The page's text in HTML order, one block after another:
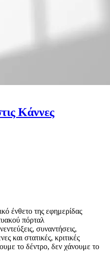
Κάννες
ένθετο της εφημερίδας
πόρταλ
συναντήσεις,
και στατικές, κριτικές
το δέντρο, δεν χάνουμε το